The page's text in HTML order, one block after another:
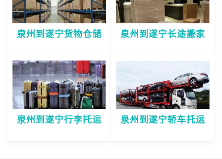
泉州到遂宁货物仓储 泉州到遂宁长途搬家
泉州到遂宁行李托运 泉州到遂宁轿车托运